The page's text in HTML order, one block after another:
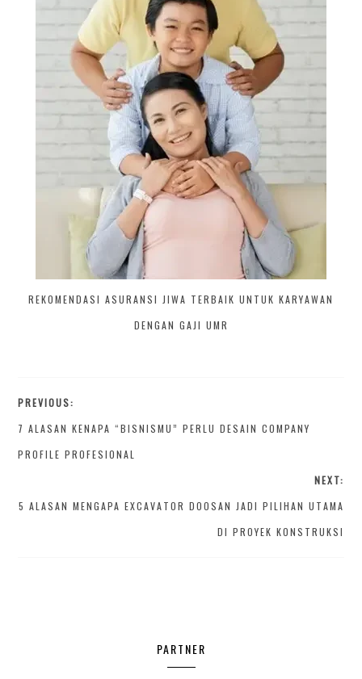
REKOMENDASI ASURANSI JIWA TERBAIK UNTUK KARYAWAN
DENGAN GAJI UMR
PREVIOUS:
7 ALASAN KENAPA “BISNISMU” PERLU DESAIN COMPANY
PROFILE PROFESIONAL
NEXT:
5 ALASAN MENGAPA EXCAVATOR DOOSAN JADI PILIHAN UTAMA
DI PROYEK KONSTRUKSI
PARTNER